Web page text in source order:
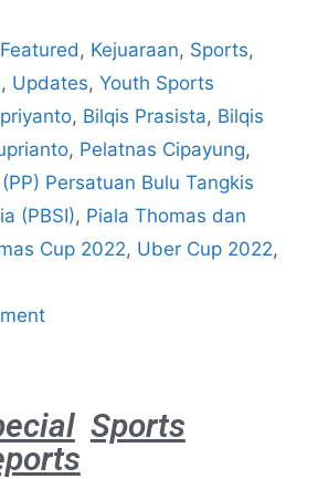
Featured , Kejuaraan, Sports,
, Updates, Youth Sports
, Bilqis Prasista, Bilqis
, Pelatnas Cipayung,
Persatuan Bulu Tangkis
(PBSI), Piala Thomas dan
Cup 2022, Uber Cup 2022,
Sports